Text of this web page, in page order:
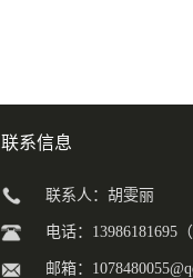
联系信息
联系人：胡雯丽
电话：13986181695
邮箱：